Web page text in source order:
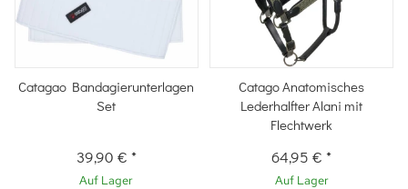
Catagao Bandagierunterlagen
Set
39,90 € *
Auf Lager
Catago Anatomisches
Lederhalfter Alani mit
Flechtwerk
64,95 €*
Auf Lager